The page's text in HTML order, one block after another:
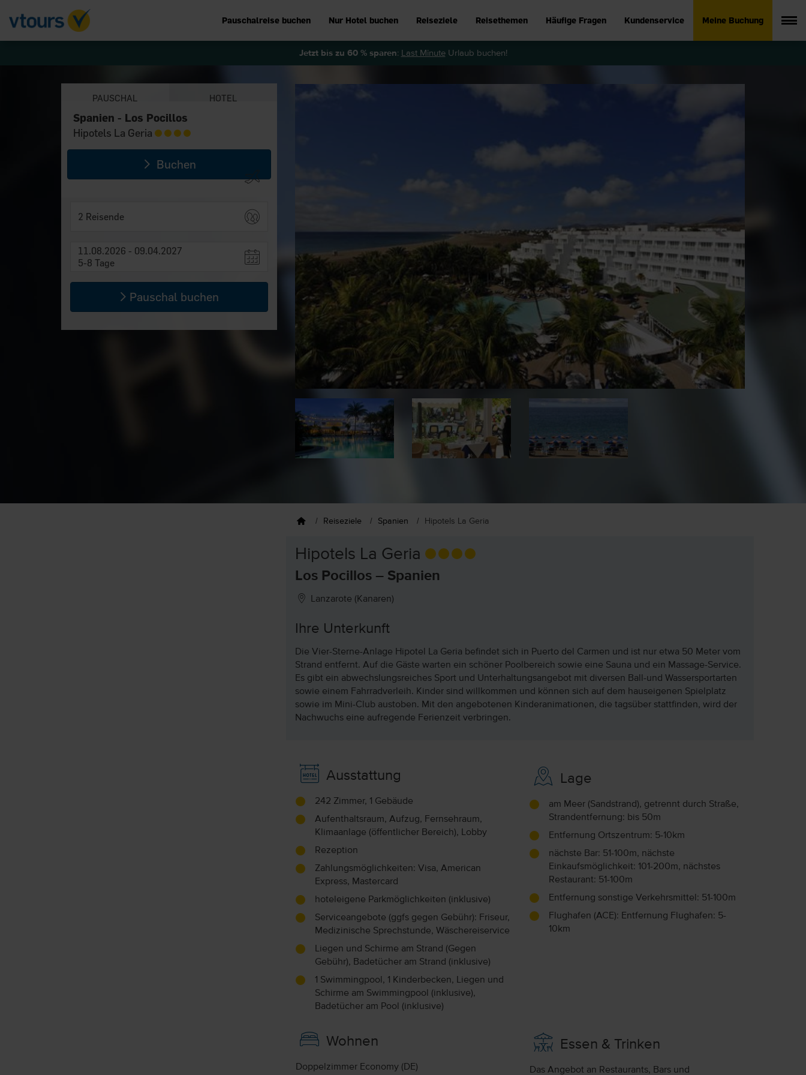
Pauschalreise buchen Nur Hotel buchen Reiseziele Reisethemen Häufige Fragen Kundenservice Meine Buchung
Jetzt bis zu 60 % sparen: Last MinuteUrlaub buchen!
PAUSCHAL HOTEL
Spanien - Los Pocillos
2 Reisende
11.08.2026 - 09.04.2027
5-8 Tage
Pauschal buchen
Spanien - Los Pocillos
Hipotels La Geria
Buchen
Reiseziele Spanien Hipotels La Geria
Hipotels La Geria
Los Pocillos – Spanien
Lanzarote (Kanaren)
Ihre Unterkunft
Die Vier-Sterne-Anlage Hipotel La Geria befindet sich in Puerto del Carmen und ist nur etwa 50 Meter vom
Strand entfernt. Auf die Gäste warten ein schöner Poolbereich sowie eine Sauna und ein Massage-Service.
Es gibt ein abwechslungsreiches Sport und Unterhaltungsangebot mit diversen Ball-und Wassersportarten
sowie einem Fahrradverleih. Kinder sind willkommen und können sich auf dem hauseigenen Spielplatz
sowie im Mini-Club austoben. Mit den angebotenen Kinderanimationen, die tagsüber stattfinden, wird der
Nachwuchs eine aufregende Ferienzeit verbringen.
Ausstattung
242 Zimmer, 1 Gebäude
Aufenthaltsraum, Aufzug, Fernsehraum,
Klimaanlage (öffentlicher Bereich), Lobby
Rezeption
Zahlungsmöglichkeiten: Visa, American
Express, Mastercard
hoteleigene Parkmöglichkeiten (inklusive)
Serviceangebote (ggfs gegen Gebühr): Friseur,
Medizinische Sprechstunde, Wäschereiservice
Liegen und Schirme am Strand (Gegen
Gebühr), Badetücher am Strand (inklusive)
1 Swimmingpool, 1 Kinderbecken, Liegen und
Schirme am Swimmingpool (inklusive),
Badetücher am Pool (inklusive)
Lage
am Meer (Sandstrand), getrennt durch Straße,
Strandentfernung: bis 50m
Entfernung Ortszentrum: 5-10km
nächste Bar: 51-100m, nächste
Einkaufsmöglichkeit: 101-200m, nächstes
Restaurant: 51-100m
Entfernung sonstige Verkehrsmittel: 51-100m
Flughafen (ACE): Entfernung Flughafen: 5-
10km
Wohnen
Doppelzimmer Economy (DE)
Essen & Trinken
Das Angebot an Restaurants, Bars und